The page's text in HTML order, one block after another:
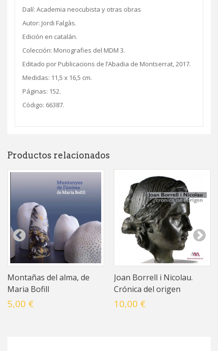
Dalí: Academia neocubista y otras obras
Autor: Jordi Falgàs.
Edición en catalán.
Colección: Monografies del MDM 3.
Editado por Publicacions de l’Abadia de Montserrat, 2017.
Medidas: 11,5 x 16,5 cm.
Páginas: 152.
Código: 66387.
Productos relacionados
Montañas del alma, de
Maria Bofill
5,00 €
Joan Borrell i Nicolau.
Crónica del origen
10,00 €